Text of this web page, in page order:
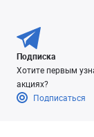
Подписка
Хотите первым
акциях?
Подписаться